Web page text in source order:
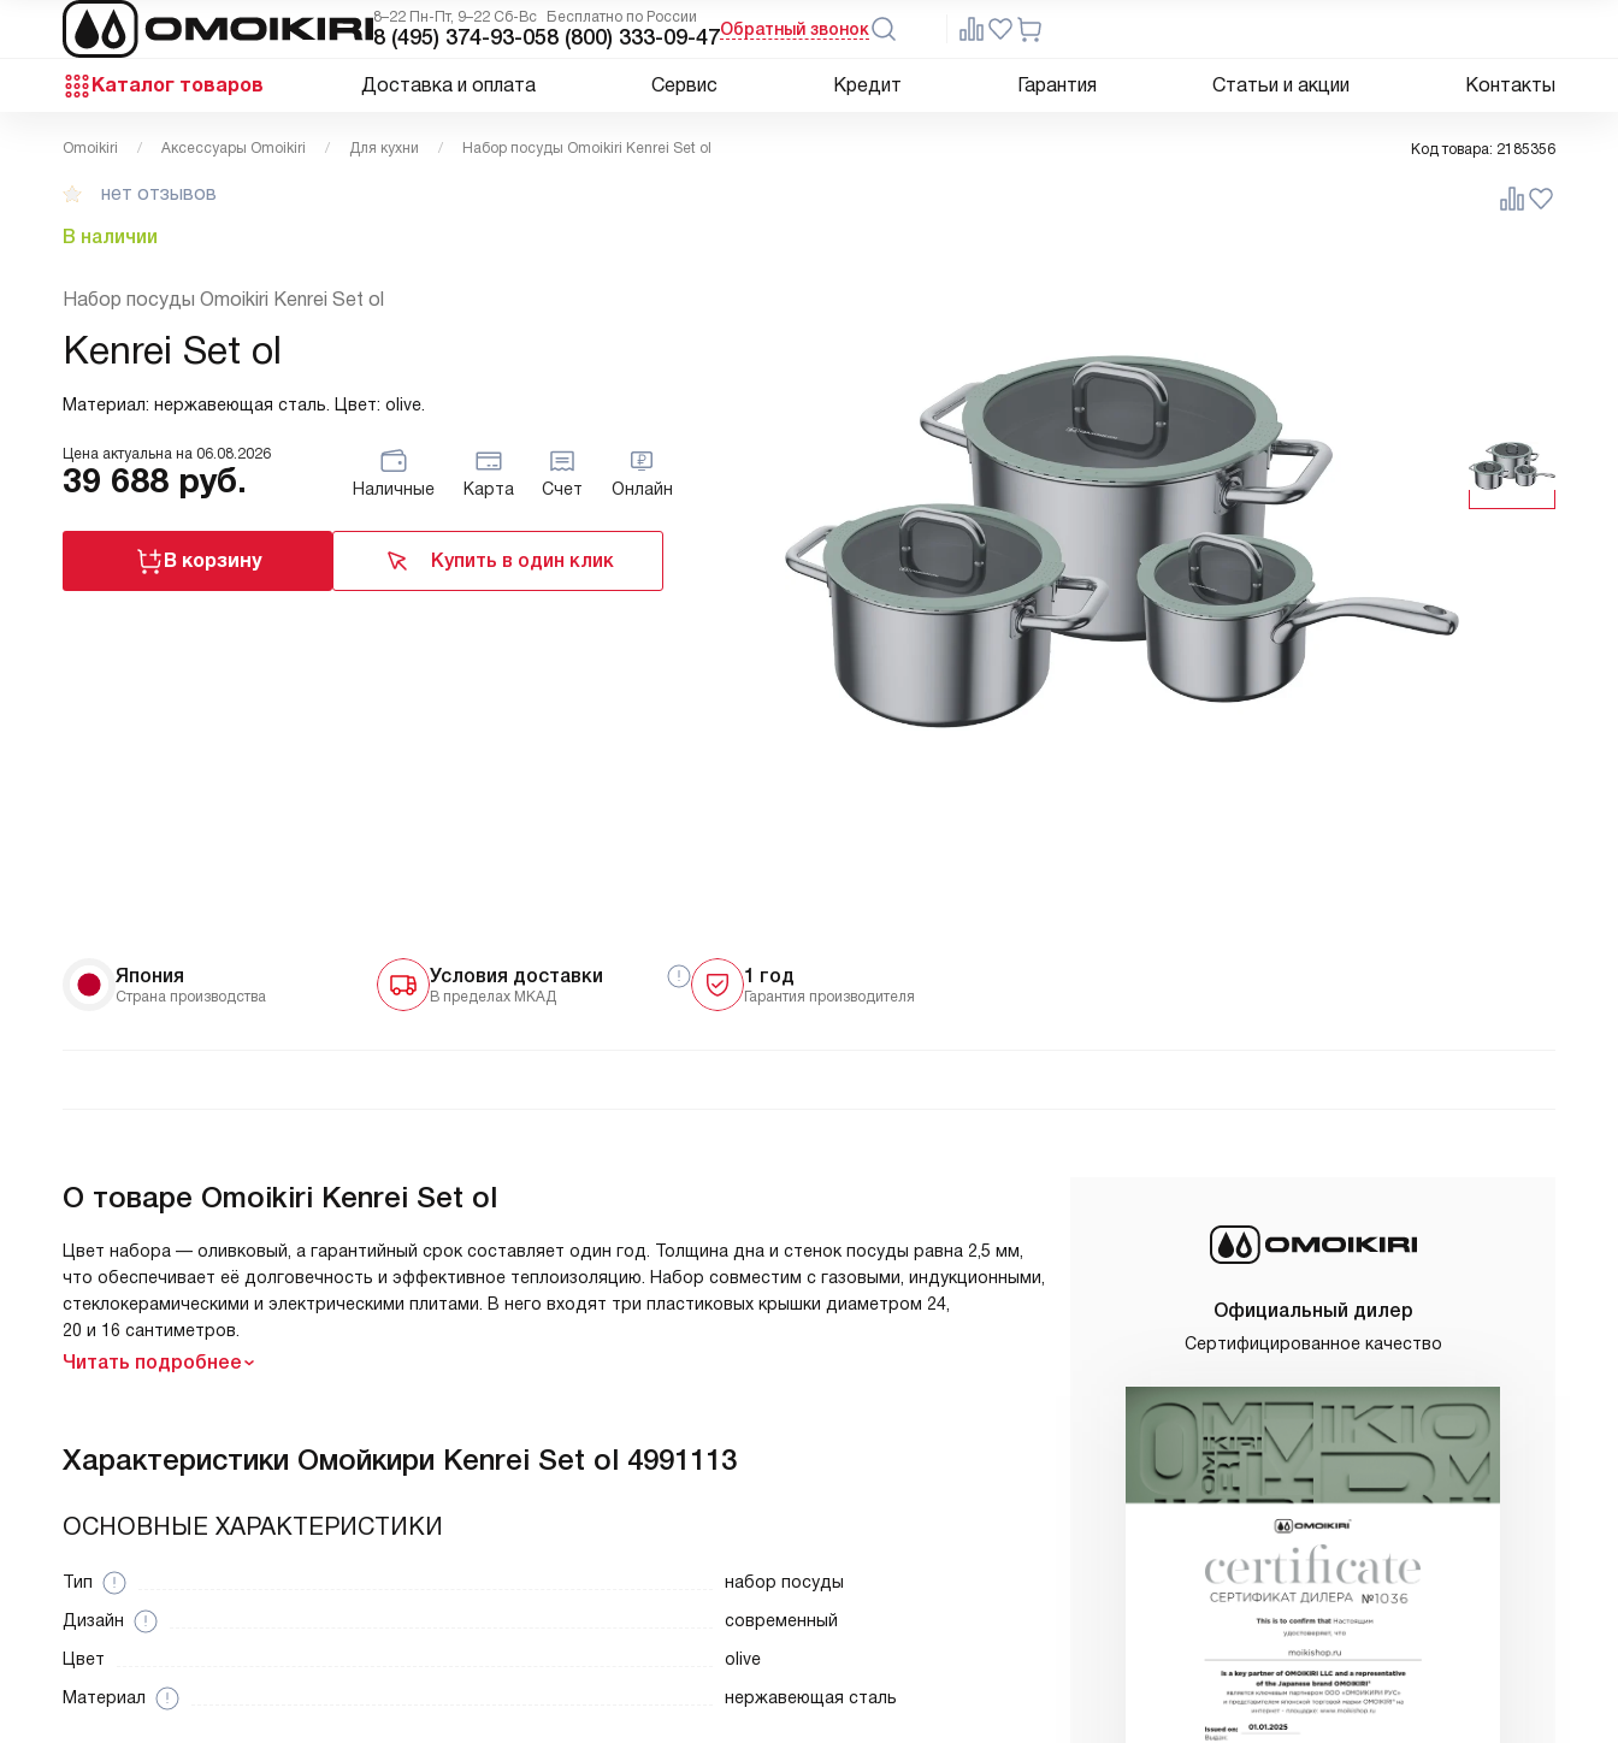
8–22 Пн-Пт, 9–22 Сб-Вс
8 (495) 374-93-05
Бесплатно по России
8 (800) 333-09-47Обратный звонок
Каталог товаров Доставка и оплата Сервис Кредит Гарантия Статьи и акции Контакты
Omoikiri Аксессуары Omoikiri Для кухни Набор посуды Omoikiri Kenrei Set ol Код товара: 2185356
нет отзывов
В наличии
Набор посуды Omoikiri Kenrei Set ol
Kenrei Set ol
Материал: нержавеющая сталь. Цвет: olive.
Цена актуальна на 06.08.2026
39 688 руб. Наличные Карта Счет Онлайн
В корзину Купить в один клик
Условия доставки
В пределах МКАД
1 год
Гарантия производителя
Япония
Страна производства
Официальный дилер
Сертифицированное качество
О товаре Omoikiri Kenrei Set ol
Цвет набора — оливковый, а гарантийный срок составляет один год. Толщина дна и стенок посуды равна 2,5 мм,
что обеспечивает её долговечность и эффективное теплоизоляцию. Набор совместим с газовыми, индукционными,
стеклокерамическими и электрическими плитами. В него входят три пластиковых крышки диаметром 24,
20 и 16 сантиметров.
Читать подробнее
Характеристики Омойкири Kenrei Set ol 4991113
ОСНОВНЫЕ ХАРАКТЕРИСТИКИ
Тип
набор посуды
Дизайн
современный
Цвет
olive
Материал
нержавеющая сталь